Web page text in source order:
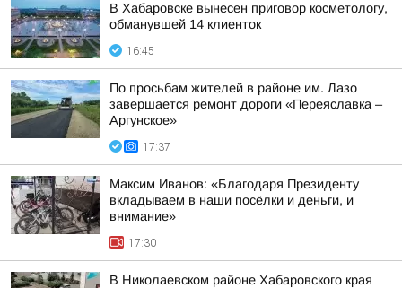
В Хабаровске вынесен приговор косметологу,
обманувшей 14 клиенток
16:45
По просьбам жителей в районе им. Лазо
завершается ремонт дороги «Переяславка –
Аргунское»
17:37
Максим Иванов: «Благодаря Президенту
вкладываем в наши посёлки и деньги, и
внимание»
17:30
В Николаевском районе Хабаровского края